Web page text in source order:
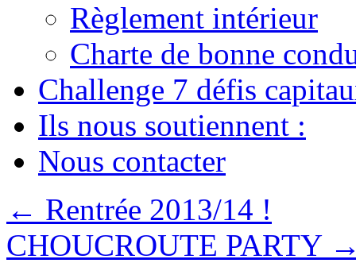
Règlement intérieur
Charte de bonne
Challenge 7 défis
Ils nous soutiennent :
Nous contacter
← Rentrée 2013/14 !
CHOUCROUTE PARTY